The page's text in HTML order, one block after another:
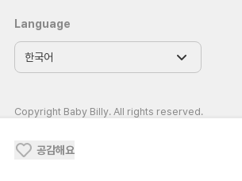
공감해요
Language
Copyright Baby Billy. All rights reserved.